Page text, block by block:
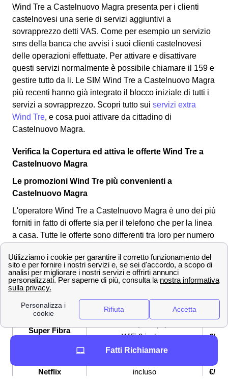
Wind Tre a Castelnuovo Magra presenta per i clienti
castelnovesi una serie di servizi aggiuntivi a
sovrapprezzo detti VAS. Come per esempio un servizio
sms della banca che avvisi i suoi clienti castelnovesi
delle operazioni effettuate. Per attivare e disattivare
questi servizi normalmente è possibile chiamare il 159 e
gestire tutto da li. Le SIM Wind Tre a Castelnuovo Magra
più recenti hanno già integrato il blocco iniziale di tutti i
servizi a sovrapprezzo. Scopri tutto sui servizi extra
Wind Tre, e cosa puoi attivare da cittadino di
Castelnuovo Magra.
Verifica la Copertura ed attiva le offerte Wind Tre a
Castelnuovo Magra
Le promozioni Wind Tre più convenienti a
Castelnuovo Magra
L'operatore Wind Tre a Castelnuovo Magra è uno dei più
forniti in fatto di offerte sia per il telefono che per la linea
a casa. Tutte le offerte sono differenti tra loro per numero
andiamo a vedere tre offerte molto convenienti per i
clienti a Castelnuovo Magra:
OFFERTE a
Castelnuovo Magra
Super Fibra
WiFi 6 incluso
€/
Netflix
incluso
€/
Fatti Richiamare